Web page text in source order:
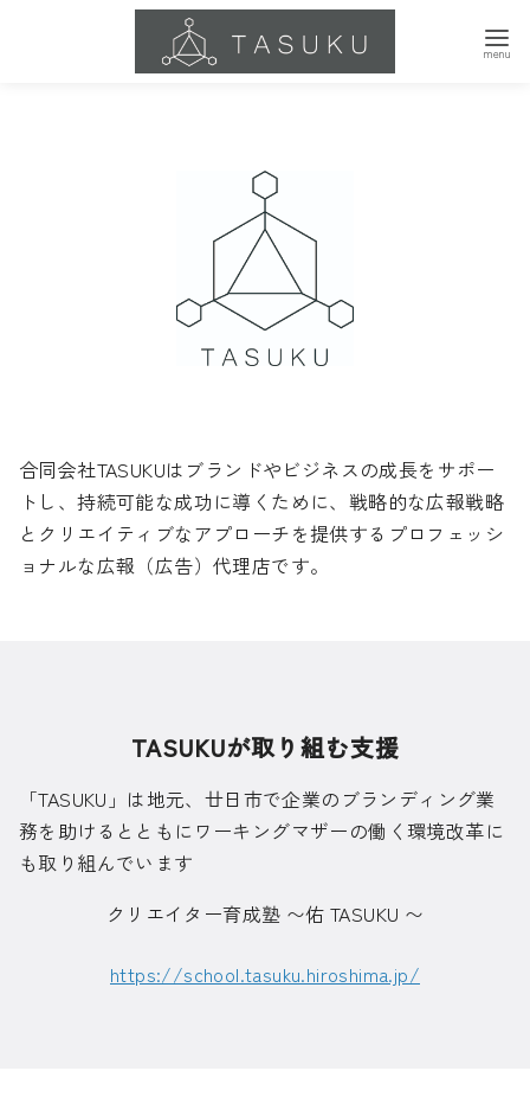
合同会社TASUKUはブランドやビジネスの成長をサポー
トし、持続可能な成功に導くために、戦略的な広報戦略
とクリエイティブなアプローチを提供するプロフェッシ
ョナルな広報（広告）代理店です。
TASUKUが取り組む支援
「TASUKU」は地元、廿日市で企業のブランディング業
務を助けるとともにワーキングマザーの働く環境改革に
も取り組んでいます
クリエイター育成塾 〜佑 TASUKU 〜
https://school.tasuku.hiroshima.jp/